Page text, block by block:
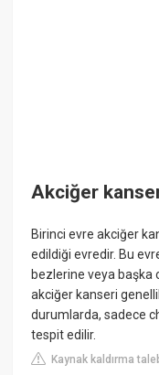
Akciğer
Birinci evre akciğer
edildiği evredir. Bu
bezlerine veya başka
akciğer kanseri
durumlarda, sadece
tespit edilir.
Kaynak kaldırma